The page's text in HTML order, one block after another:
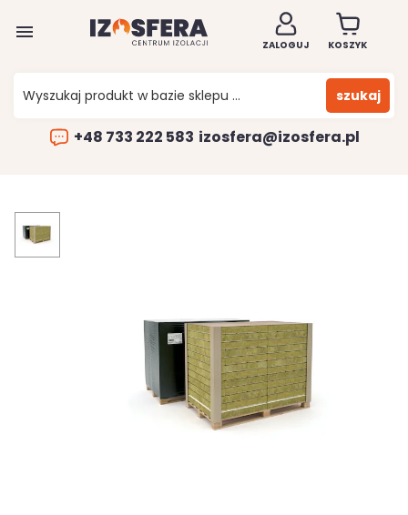

ZALOGUJ KOSZYK
szukaj
+48 733 222 583 izosfera@izosfera.pl